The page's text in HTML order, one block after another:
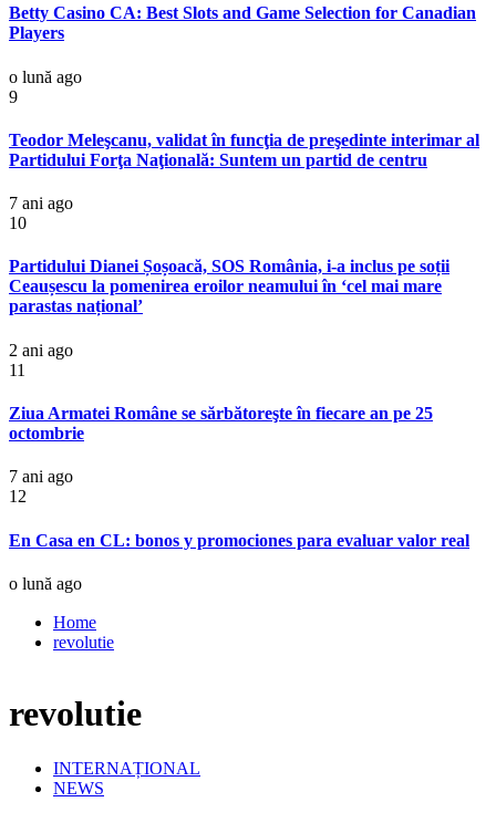
Betty Casino CA: Best Slots and Game Selection for Canadian
Players
o lună ago
9
Teodor Meleşcanu, validat în funcţia de preşedinte interimar al
Partidului Forţa Naţională: Suntem un partid de centru
7 ani ago
10
Partidului Dianei Șoșoacă, SOS România, i-a inclus pe soții
Ceaușescu la pomenirea eroilor neamului în ‘cel mai mare
parastas național’
2 ani ago
11
Ziua Armatei Române se sărbătoreşte în fiecare an pe 25
octombrie
7 ani ago
12
En Casa en CL: bonos y promociones para evaluar valor real
o lună ago
Home
revolutie
revolutie
INTERNAȚIONAL
NEWS